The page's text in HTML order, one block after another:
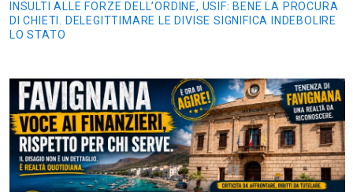
INSULTI ALLE FORZE DELL’ORDINE, USIF: BENE LA PROCURA
DI CHIETI. DELEGITTIMARE LE DIVISE SIGNIFICA INDEBOLIRE
LO STATO